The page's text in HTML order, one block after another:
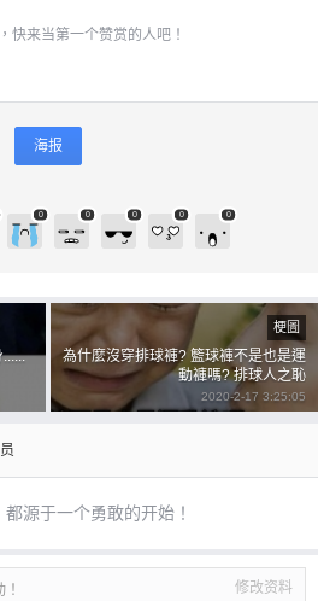
快来当第一个赞赏的人吧！
海报
0 0 0 0 0
梗圖
為什麼沒穿排球褲? 籃球褲不是也是運
動褲嗎? 排球人之恥
2020-2-17 3:25:05
源于一个勇敢的开始！
修改资料